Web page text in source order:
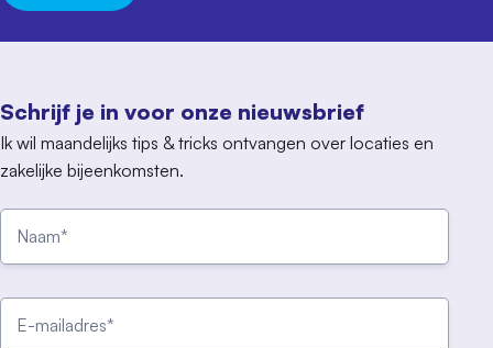
Schrijf je in voor onze nieuwsbrief
Ik wil maandelijks tips & tricks ontvangen over locaties en
zakelijke bijeenkomsten.